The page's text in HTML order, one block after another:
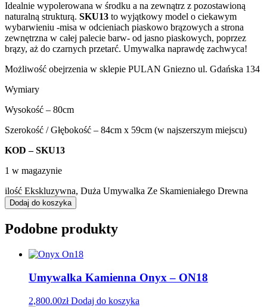
Idealnie wypolerowana w środku a na zewnątrz z pozostawioną
naturalną strukturą. SKU13 to wyjątkowy model o ciekawym
wybarwieniu -misa w odcieniach piaskowo brązowych a strona
zewnętrzna w całej palecie barw- od jasno piaskowych, poprzez
brązy, aż do czarnych przetarć. Umywalka naprawdę zachwyca!
Możliwość obejrzenia w sklepie PULAN Gniezno ul. Gdańska 134
Wymiary
Wysokość – 80cm
Szerokość / Głębokość – 84cm x 59cm (w najszerszym miejscu)
KOD – SKU13
1 w magazynie
ilość Ekskluzywna, Duża Umywalka Ze Skamieniałego Drewna
Dodaj do koszyka
Podobne produkty
Umywalka Kamienna Onyx – ON18
2,800.00zł Dodaj do koszyka